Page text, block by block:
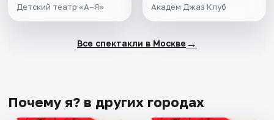
Детский театр «А–Я» Академ Джаз Клуб
Все спектакли в Москве →
Почему я? в других городах